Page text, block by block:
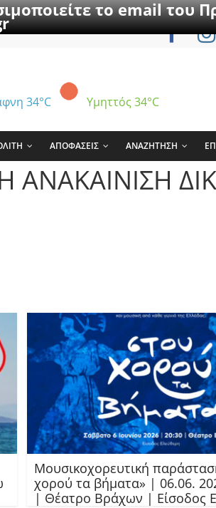
το email του
34°C Υμηττός 34°C
ΑΠΟΦΑΣΕΙΣ ΑΝΑΖΗΤΗΣΗ
ΑΝΑΚΑΙΝΙΣΗ
Μουσικοχορευτική
χορού τα βήματα» | 06.06.
| Θέατρο Βράχων | Είσοδος